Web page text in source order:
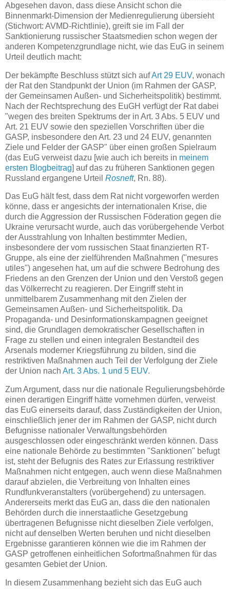
Abgesehen davon, dass diese Ansicht schon die
Binnenmarkt-Dimension der Medienregulierung übersieht
(Stichwort: AVMD-Richtlinie), greift sie im Fall der
Sanktionierung russischer Staatsmedien schon wegen der
anderen Kompetenzgrundlage nicht, wie das EuG in seinem
Urteil deutlich macht:
Der bekämpfte Beschluss stützt sich aufArt 29 EUV, wonach
der Rat den Standpunkt der Union (im Rahmen der GASP,
der Gemeinsamen Außen- und Sicherheitspolitik) bestimmt.
Nach der Rechtsprechung des EuGH verfügt der Rat dabei
"wegen des breiten Spektrums der in Art. 3 Abs. 5 EUV und
Art. 21 EUV sowie den speziellen Vorschriften über die
GASP, insbesondere den Art. 23 und 24 EUV, genannten
Ziele und Felder der GASP" über einen großen Spielraum
(das EuG verweist dazu [wie auch ich bereits in meinem
ersten Blogbeitrag] auf das zu früheren Sanktionen gegen
Russland ergangene Urteil Rosneft, Rn. 88).
Das EuG hält fest, dass dem Rat nicht vorgeworfen werden
könne, dass er angesichts der internationalen Krise, die
durch die Aggression der Russischen Föderation gegen die
Ukraine verursacht wurde, auch das vorübergehende Verbot
der Ausstrahlung von Inhalten bestimmter Medien,
insbesondere der vom russischen Staat finanzierten RT-
Gruppe, als eine der zielführenden Maßnahmen ("mesures
utiles") angesehen hat, um auf die schwere Bedrohung des
Friedens an den Grenzen der Union und den Verstoß gegen
das Völkerrecht zu reagieren. Der Eingriff steht in
unmittelbarem Zusammenhang mit den Zielen der
Gemeinsamen Außen- und Sicherheitspolitik. Da
Propaganda- und Desinformationskampagnen geeignet
sind, die Grundlagen demokratischer Gesellschaften in
Frage zu stellen und einen integralen Bestandteil des
Arsenals moderner Kriegsführung zu bilden, sind die
restriktiven Maßnahmen auch Teil der Verfolgung der Ziele
der Union nach Art. 3 Abs. 1 und 5 EUV.
Zum Argument, dass nur die nationale Regulierungsbehörde
einen derartigen Eingriff hätte vornehmen dürfen, verweist
das EuG einerseits darauf, dass Zuständigkeiten der Union,
einschließlich jener der im Rahmen der GASP, nicht durch
Befugnisse nationaler Verwaltungsbehörden
ausgeschlossen oder eingeschränkt werden können. Dass
eine nationale Behörde zu bestimmten "Sanktionen" befugt
ist, steht der Befugnis des Rates zur Erlassung restriktiver
Maßnahmen nicht entgegen, auch wenn diese Maßnahmen
darauf abzielen, die Verbreitung von Inhalten eines
Rundfunkveranstalters (vorübergehend) zu untersagen.
Andererseits merkt das EuG an, dass die den nationalen
Behörden durch die innerstaatliche Gesetzgebung
übertragenen Befugnisse nicht dieselben Ziele verfolgen,
nicht auf denselben Werten beruhen und nicht dieselben
Ergebnisse garantieren können wie die im Rahmen der
GASP getroffenen einheitlichen Sofortmaßnahmen für das
gesamten Gebiet der Union.
In diesem Zusammenhang bezieht sich das EuG auch